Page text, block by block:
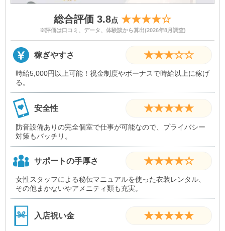
総合評価 3.8点 ★★★★☆
※評価は口コミ、データ、体験談から算出(2026年8月調査)
稼ぎやすさ ★★★☆☆
時給5,000円以上可能！祝金制度やボーナスで時給以上に稼げ
る。
安全性 ★★★★★
防音設備ありの完全個室で仕事が可能なので、プライバシー
対策もバッチリ。
サポートの手厚さ ★★★★☆
女性スタッフによる秘伝マニュアルを使った衣装レンタル、
その他まかないやアメニティ類も充実。
入店祝い金 ★★★★★